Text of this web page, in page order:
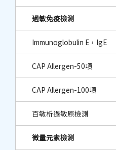
過敏免疫檢測
Immunoglobulin E，IgE
CAP Allergen-50項
CAP Allergen-100項
百敏析過敏原檢測
微量元素檢測